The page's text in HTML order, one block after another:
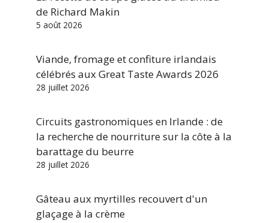
de Richard Makin
5 août 2026
Viande, fromage et confiture irlandais
célébrés aux Great Taste Awards 2026
28 juillet 2026
Circuits gastronomiques en Irlande : de
la recherche de nourriture sur la côte à la
barattage du beurre
28 juillet 2026
Gâteau aux myrtilles recouvert d'un
glaçage à la crème